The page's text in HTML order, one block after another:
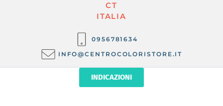
CT
ITALIA
0956781634
INFO@CENTROCOLORISTORE.IT
INDICAZIONI